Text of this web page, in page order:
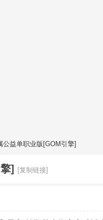
公益单职业版[GOM引擎]
] [复制链接]